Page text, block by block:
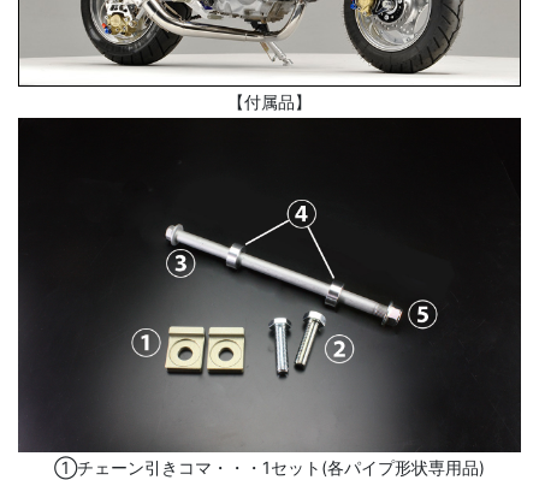
【付属品】
①チェーン引きコマ・・・1セット(各パイプ形状専用品)